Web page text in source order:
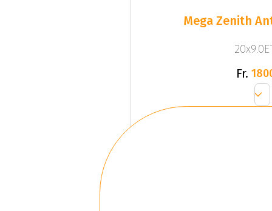
Mega Zenith
Fr.